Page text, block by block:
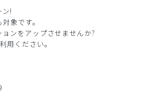
!
象です。
ンをアップさせませんか?
用ください。